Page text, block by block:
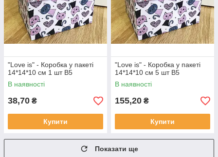
"Love is" - Коробка у пакеті
14*14*10 см 1 шт В5
В наявності
38,70 ₴
Купити
"Love is" - Коробка у пакеті
14*14*10 см 5 шт В5
В наявності
155,20 ₴
Купити
Показати ще